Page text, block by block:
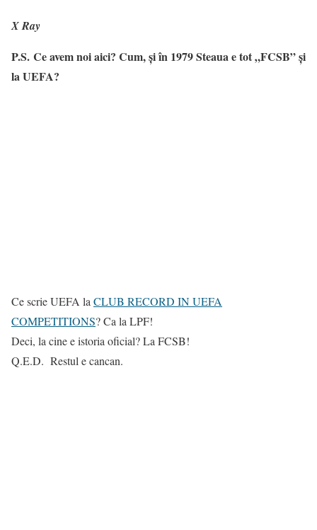
X Ray
P.S. Ce avem noi aici? Cum, și în 1979 Steaua e tot „FCSB” și
la UEFA?
Ce scrie UEFA la CLUB RECORD IN UEFA
COMPETITIONS? Ca la LPF!
Deci, la cine e istoria oficial? La FCSB!
Q.E.D. Restul e cancan.